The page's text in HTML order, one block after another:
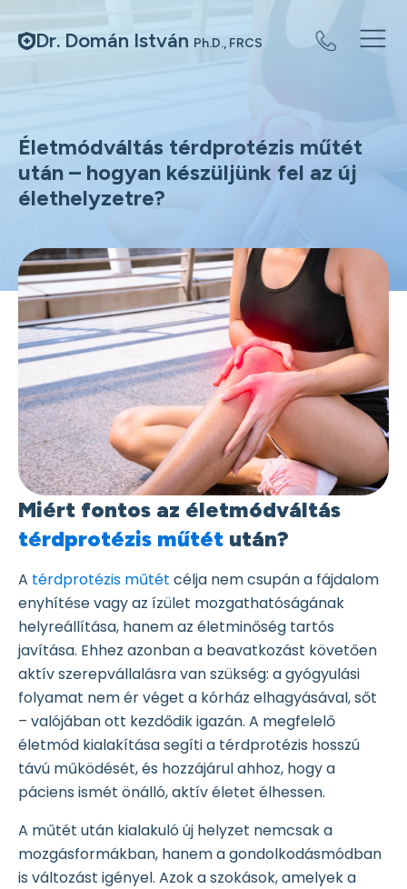
Dr. Domán István Ph.D., FRCS
Életmódváltás térdprotézis műtét
után – hogyan készüljünk fel az új
élethelyzetre?
Miért fontos az életmódváltás
térdprotézis műtét után?
A térdprotézis műtét célja nem csupán a fájdalom
enyhítése vagy az ízület mozgathatóságának
helyreállítása, hanem az életminőség tartós
javítása. Ehhez azonban a beavatkozást követően
aktív szerepvállalásra van szükség: a gyógyulási
folyamat nem ér véget a kórház elhagyásával, sőt
– valójában ott kezdődik igazán. A megfelelő
életmód kialakítása segíti a térdprotézis hosszú
távú működését, és hozzájárul ahhoz, hogy a
páciens ismét önálló, aktív életet élhessen.
A műtét után kialakuló új helyzet nemcsak a
mozgásformákban, hanem a gondolkodásmódban
is változást igényel. Azok a szokások, amelyek a